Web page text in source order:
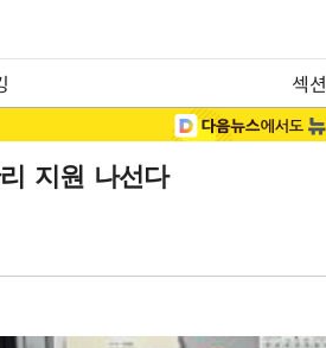
섹션
지원 나선다